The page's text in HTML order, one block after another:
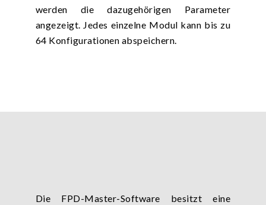
werden die dazugehörigen Parameter
angezeigt. Jedes einzelne Modul kann bis zu
64 Konfigurationen abspeichern.
Die FPD-Master-Software besitzt eine